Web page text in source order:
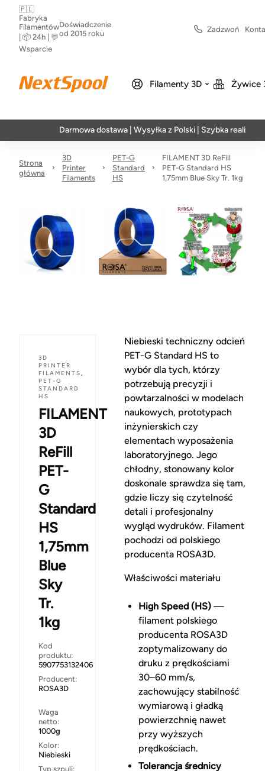
🇵🇱
Fabryka
Filamentów
| 📦 24h | 💬
Wsparcie
Doświadczenie
od 2015 roku
Zadzwoń
Filamenty 3D Żywice
Darmowa dostawa | Wysyłka z Polski | Szybka realizacja w 24h
Strona
główna
3D
Printer
Filaments
PET-G
Standard
HS
FILAMENT 3D ReFill
PET-G Standard HS
1,75mm Blue Sky Tr. 1kg
3D
PRINTER
FILAMENTS,
PET-G
STANDARD
HS
FILAMENT
3D
ReFill
PET-
G
Standard
HS
1,75mm
Blue
Sky
Tr.
1kg
Kod
produktu:
5907753132406
Producent:
ROSA3D
Waga
netto:
1000g
Kolor:
Niebieski
Typ szpuli:
Niebieski techniczny odcień
PET-G Standard HS to
wybór dla tych, którzy
potrzebują precyzji i
powtarzalności w modelach
naukowych, prototypach
inżynierskich czy
elementach wyposażenia
laboratoryjnego. Jego
chłodny, stonowany kolor
doskonale sprawdza się tam,
gdzie liczy się czytelność
detali i profesjonalny
wygląd wydruków. Filament
pochodzi od polskiego
producenta ROSA3D.
Właściwości materiału
High Speed (HS)—
filament polskiego
producenta ROSA3D
zoptymalizowany do
druku z prędkościami
30–60 mm/s,
zachowujący stabilność
wymiarową i gładką
powierzchnię nawet
przy wyższych
prędkościach.
Tolerancja średnicy